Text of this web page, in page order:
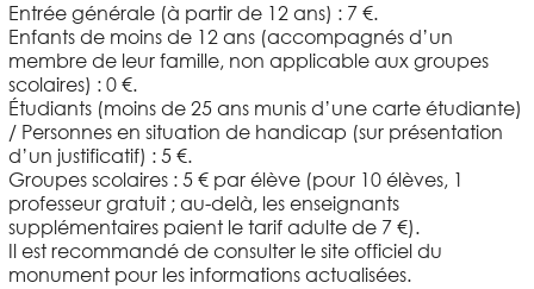
Entrée générale (à partir de 12 ans) : 7 €.
Enfants de moins de 12 ans (accompagnés d’un
membre de leur famille, non applicable aux groupes
scolaires) : 0 €.
Étudiants (moins de 25 ans munis d’une carte étudiante)
/ Personnes en situation de handicap (sur présentation
d’un justificatif) : 5 €.
Groupes scolaires : 5 € par élève (pour 10 élèves, 1
professeur gratuit ; au-delà, les enseignants
supplémentaires paient le tarif adulte de 7 €).
Il est recommandé de consulter le site officiel du
monument pour les informations actualisées.